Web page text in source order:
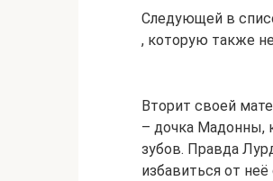
Следующей в
, которую также
Вторит своей
– дочка Мадонны,
зубов. Правда
избавиться от